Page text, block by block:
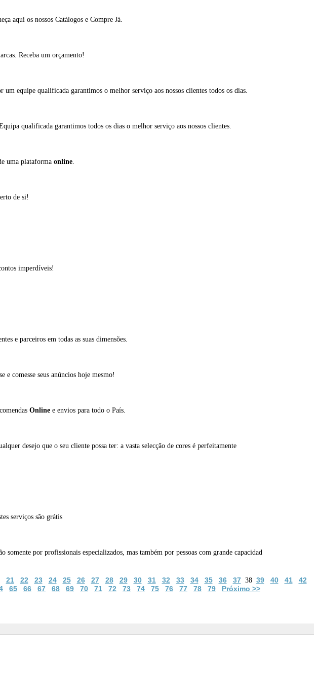
aqui os nossos Catálogos e Compre Já.
Receba um orçamento!
equipe qualificada garantimos o melhor serviço aos nossos clientes todos os dias.
qualificada garantimos todos os dias o melhor serviço aos nossos clientes.
uma plataforma online.
de si!
imperdíveis!
e parceiros em todas as suas dimensões.
e comesse seus anúncios hoje mesmo!
Onlinee envios para todo o País.
desejo que o seu cliente possa ter: a vasta selecção de cores é perfeitamente
serviços são grátis
por profissionais especializados, mas também por pessoas com grande capacidad
21 22 23 24 25 26 27 28 29 30 31 32 33 34 35 36 3738 39 40 41
42
65 66 67 68 69 70 71 72 73 74 75 76 77 78 79 Próximo >>